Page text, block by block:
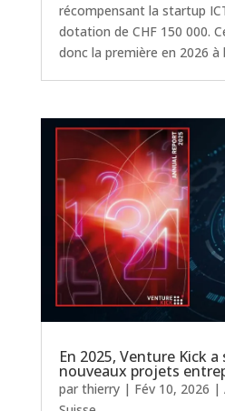
récompensant la startup
dotation de CHF 150 000.
donc la première en 2026 à
En 2025, Venture Kick
nouveaux projets
par thierry| Fév 10, 2026 |